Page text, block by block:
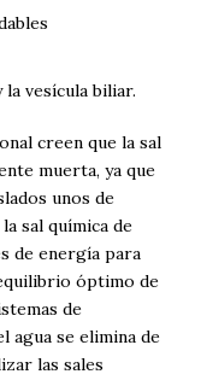
vesícula biliar.
creen que la sal
muerta, ya que
unos de
sal química de
de energía para
óptimo de
de
agua se elimina de
las sales